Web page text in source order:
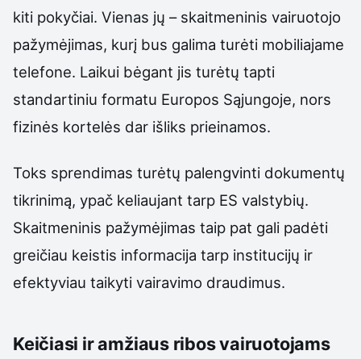
kiti pokyčiai. Vienas jų – skaitmeninis vairuotojo
pažymėjimas, kurį bus galima turėti mobiliajame
telefone. Laikui bėgant jis turėtų tapti
standartiniu formatu Europos Sąjungoje, nors
fizinės kortelės dar išliks prieinamos.
Toks sprendimas turėtų palengvinti dokumentų
tikrinimą, ypač keliaujant tarp ES valstybių.
Skaitmeninis pažymėjimas taip pat gali padėti
greičiau keistis informacija tarp institucijų ir
efektyviau taikyti vairavimo draudimus.
Keičiasi ir amžiaus ribos vairuotojams